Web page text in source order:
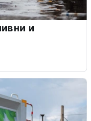
и